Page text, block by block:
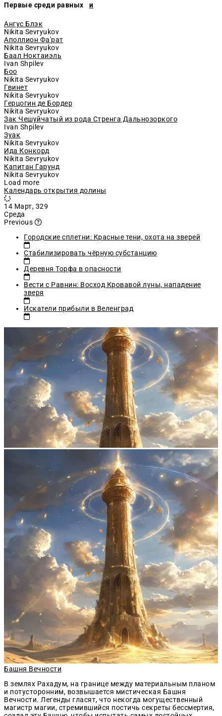
Первые среди равных и
Ангус Блэк
Nikita Sevryukov
Аполлион Фа'рат
Nikita Sevryukov
Баал Ноктаиэль
Ivan Shpilev
Боо
Nikita Sevryukov
Гвинет
Nikita Sevryukov
Герцогин де Бордер
Nikita Sevryukov
Зак Чешуйчатый из рода Стренга Дальнозоркого
Ivan Shpilev
Зуак
Nikita Sevryukov
Ида Конкорд
Nikita Sevryukov
Капитан Гарунд
Nikita Sevryukov
Load more
Календарь открытия долины
14 Март, 329
Среда
Previous
Why are these reminders being shown?
Городские сплетни: Красные тени, охота на зверей
Стабилизировать чёрную субстанцию
Деревня Торфа в опасности
Вести с Равнин: Восход Кровавой луны, нападение
зверя
Искатели прибыли в Веленград
Башня Вечности
В землях Рахадум, на границе между материальным планом
и потусторонним, возвышается мистическая Башня
Вечности. Легенды гласят, что некогда могущественный
магистр магии, стремившийся постичь секреты бессмертия,